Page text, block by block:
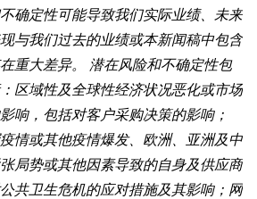
确定性可能导致我们实际业绩、未来
与我们过去的业绩或本新闻稿中包含
重大差异。 潜在风险和不确定性包
区域性及全球性经济状况恶化或市场
响，包括对客户采购决策的影响；
情或其他疫情爆发、欧洲、亚洲及中
局势或其他因素导致的自身及供应商
共卫生危机的应对措施及其影响；网